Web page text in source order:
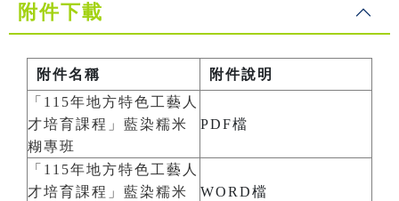
附件下載
附件名稱
附件說明
「115年地方特色工藝人
才培育課程」藍染糯米
糊專班
PDF檔
「115年地方特色工藝人
才培育課程」藍染糯米
WORD檔